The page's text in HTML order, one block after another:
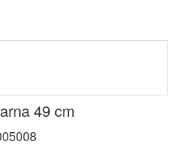
49 cm